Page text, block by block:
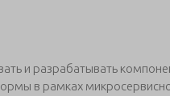
и разрабатывать
в рамках